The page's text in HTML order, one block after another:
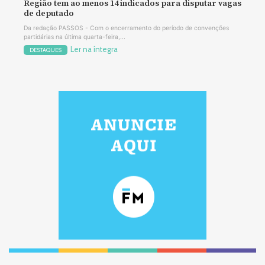
Região tem ao menos 14 indicados para disputar vagas
de deputado
Da redação PASSOS - Com o encerramento do período de convenções
partidárias na última quarta-feira,...
DESTAQUES Ler na íntegra